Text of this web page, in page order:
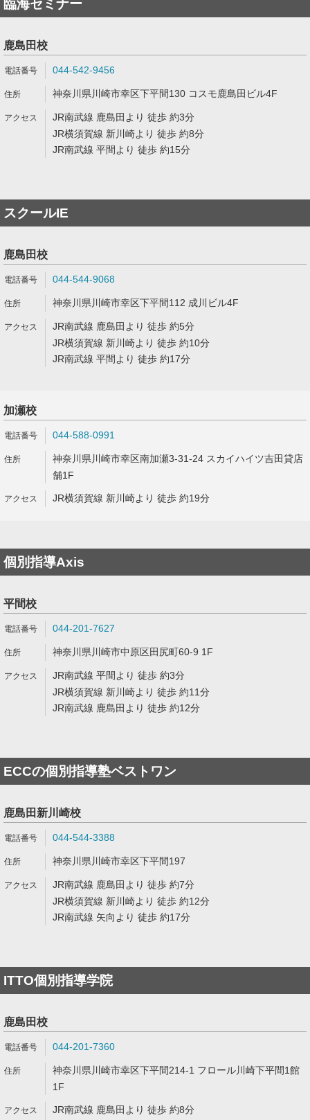
臨海セミナー
鹿島田校
044-542-9456
神奈川県川崎市幸区下平間130 コスモ鹿島田ビル4F
JR南武線 鹿島田より 徒歩 約3分
JR横須賀線 新川崎より 徒歩 約8分
JR南武線 平間より 徒歩 約15分
スクールIE
鹿島田校
044-544-9068
神奈川県川崎市幸区下平間112 成川ビル4F
JR南武線 鹿島田より 徒歩 約5分
JR横須賀線 新川崎より 徒歩 約10分
JR南武線 平間より 徒歩 約17分
加瀬校
044-588-0991
神奈川県川崎市幸区南加瀬3-31-24 スカイハイツ吉田貸店
舗1F
JR横須賀線 新川崎より 徒歩 約19分
個別指導Axis
平間校
044-201-7627
神奈川県川崎市中原区田尻町60-9 1F
JR南武線 平間より 徒歩 約3分
JR横須賀線 新川崎より 徒歩 約11分
JR南武線 鹿島田より 徒歩 約12分
ECCの個別指導塾ベストワン
鹿島田新川崎校
044-544-3388
神奈川県川崎市幸区下平間197
JR南武線 鹿島田より 徒歩 約7分
JR横須賀線 新川崎より 徒歩 約12分
JR南武線 矢向より 徒歩 約17分
ITTO個別指導学院
鹿島田校
044-201-7360
神奈川県川崎市幸区下平間214-1 フロール川崎下平間1館
1F
JR南武線 鹿島田より 徒歩 約8分